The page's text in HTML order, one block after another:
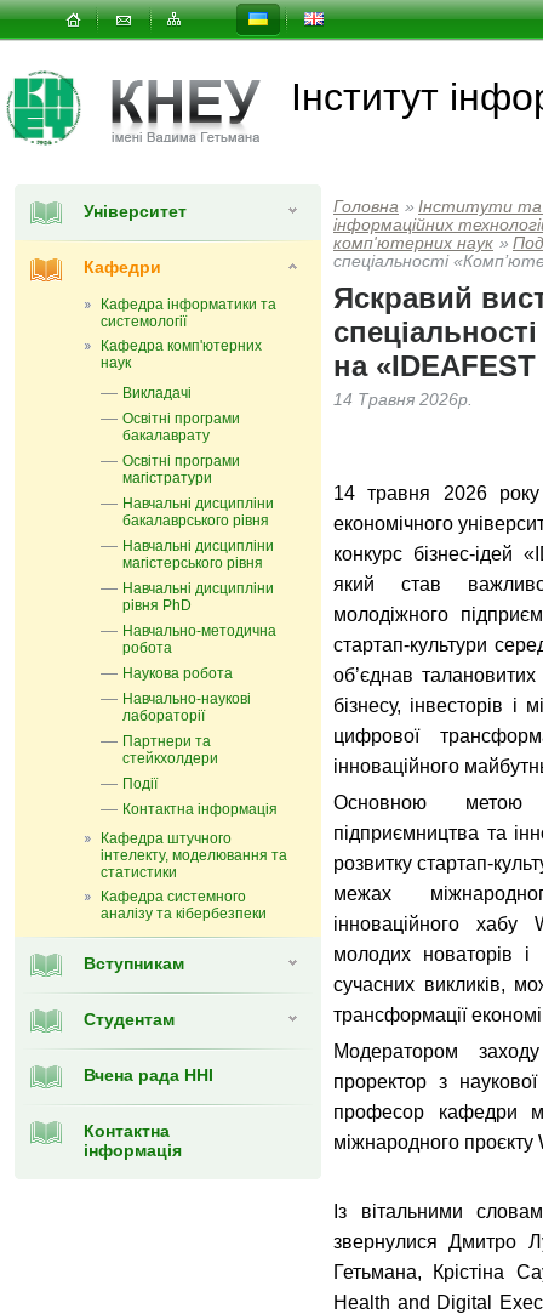
Інститут
Університет
Кафедри
Кафедра інформатики та
системології
Кафедра комп'ютерних
наук
Викладачі
Освітні програми
бакалаврату
Освітні програми
магістратури
Навчальні дисципліни
бакалаврського рівня
Навчальні дисципліни
магістерського рівня
Навчальні дисципліни
рівня PhD
Навчально-методична
робота
Наукова робота
Навчально-наукові
лабораторії
Партнери та
стейкхолдери
Події
Контактна інформація
Кафедра штучного
інтелекту, моделювання та
статистики
Кафедра системного
аналізу та кібербезпеки
Вступникам
Студентам
Вчена рада ННІ
Контактна
інформація
Головна » Інститути
інформаційних
комп'ютерних наук »
спеціальності
Яскравий
на «IDEAFEST
14 Травня 2026р.
14 травня 2026 року
економічного
конкурс бізнес-ідей
який став
молодіжного
стартап-культури
об’єднав талановитих
бізнесу, інвесторів і
цифрової
інноваційного
Основною метою
підприємництва та
розвитку стартап-
межах
інноваційного хабу
молодих новаторів і
сучасних викликів,
трансформації
Модератором
проректор з
професор кафедри
міжнародного
Із вітальними
звернулися Дмитро
Гетьмана, Крістіна
Health and Digital